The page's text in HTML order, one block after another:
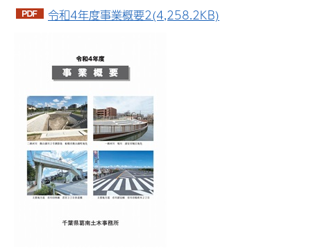
令和4年度事業概要2(4,258.2KB)